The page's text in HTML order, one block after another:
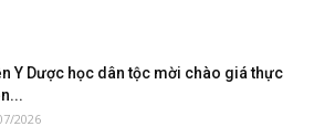
Y Dược học dân tộc mời chào giá thực
2026